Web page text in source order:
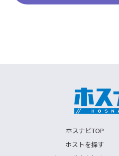
ホスナビTOP
ホストを探す